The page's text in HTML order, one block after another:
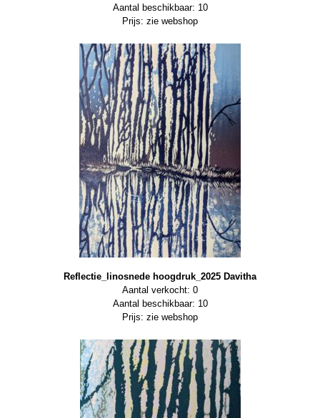
Aantal beschikbaar: 10
Prijs: zie webshop
Reflectie_linosnede hoogdruk_2025 Davitha
Aantal verkocht: 0
Aantal beschikbaar: 10
Prijs: zie webshop